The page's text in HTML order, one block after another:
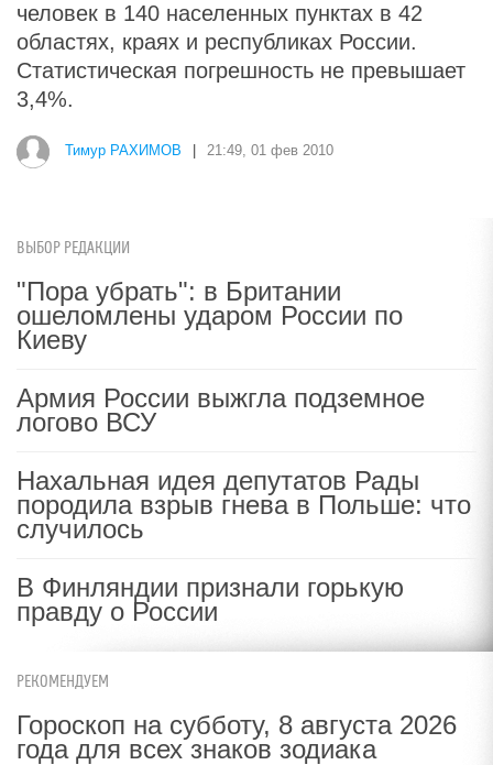
человек в 140 населенных пунктах в 42
областях, краях и республиках России.
Статистическая погрешность не превышает
3,4%.
Тимур РАХИМОВ 21:49, 01 фев 2010
ВЫБОР РЕДАКЦИИ
"Пора убрать": в Британии
ошеломлены ударом России по
Киеву
Армия России выжгла подземное
логово ВСУ
Нахальная идея депутатов Рады
породила взрыв гнева в Польше: что
случилось
В Финляндии признали горькую
правду о России
РЕКОМЕНДУЕМ
Гороскоп на субботу, 8 августа 2026
года для всех знаков зодиака